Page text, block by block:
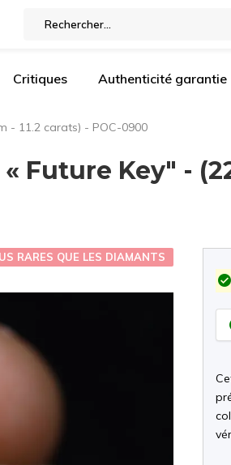
Critiques Authenticité garantie
- 11.2 carats) - POC-0900
Key" -
RARES QUE LES DIAMANTS